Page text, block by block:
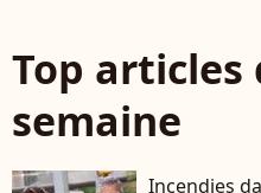
Top articles
semaine
Incendies